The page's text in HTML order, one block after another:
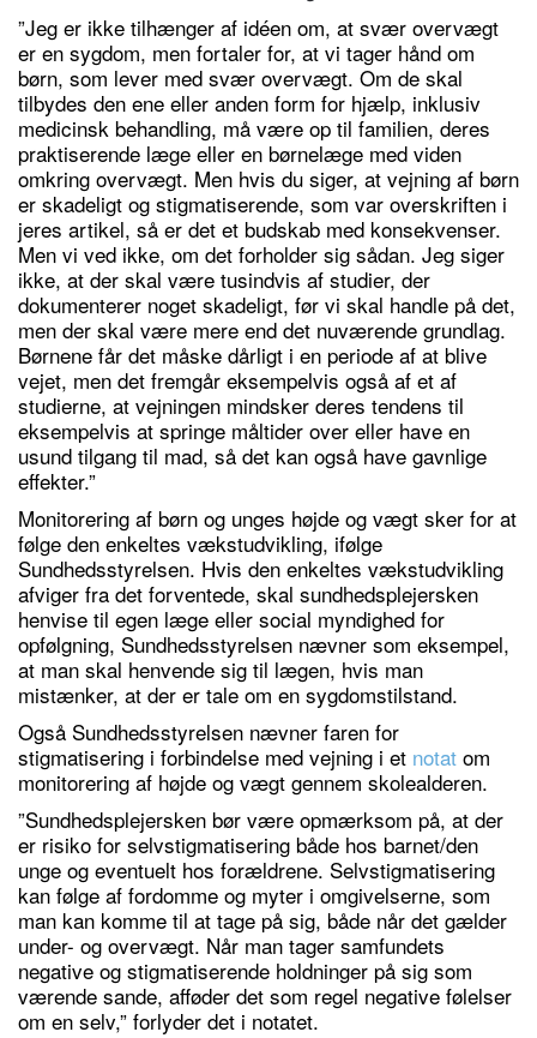
”Jeg er ikke tilhænger af idéen om, at svær overvægt
er en sygdom, men fortaler for, at vi tager hånd om
børn, som lever med svær overvægt. Om de skal
tilbydes den ene eller anden form for hjælp, inklusiv
medicinsk behandling, må være op til familien, deres
praktiserende læge eller en børnelæge med viden
omkring overvægt. Men hvis du siger, at vejning af børn
er skadeligt og stigmatiserende, som var overskriften i
jeres artikel, så er det et budskab med konsekvenser.
Men vi ved ikke, om det forholder sig sådan. Jeg siger
ikke, at der skal være tusindvis af studier, der
dokumenterer noget skadeligt, før vi skal handle på det,
men der skal være mere end det nuværende grundlag.
Børnene får det måske dårligt i en periode af at blive
vejet, men det fremgår eksempelvis også af et af
studierne, at vejningen mindsker deres tendens til
eksempelvis at springe måltider over eller have en
usund tilgang til mad, så det kan også have gavnlige
effekter.”
Monitorering af børn og unges højde og vægt sker for at
følge den enkeltes vækstudvikling, ifølge
Sundhedsstyrelsen. Hvis den enkeltes vækstudvikling
afviger fra det forventede, skal sundhedsplejersken
henvise til egen læge eller social myndighed for
opfølgning, Sundhedsstyrelsen nævner som eksempel,
at man skal henvende sig til lægen, hvis man
mistænker, at der er tale om en sygdomstilstand.
Også Sundhedsstyrelsen nævner faren for
stigmatisering i forbindelse med vejning i et notat om
monitorering af højde og vægt gennem skolealderen.
”Sundhedsplejersken bør være opmærksom på, at der
er risiko for selvstigmatisering både hos barnet/den
unge og eventuelt hos forældrene. Selvstigmatisering
kan følge af fordomme og myter i omgivelserne, som
man kan komme til at tage på sig, både når det gælder
under- og overvægt. Når man tager samfundets
negative og stigmatiserende holdninger på sig som
værende sande, afføder det som regel negative følelser
om en selv,” forlyder det i notatet.